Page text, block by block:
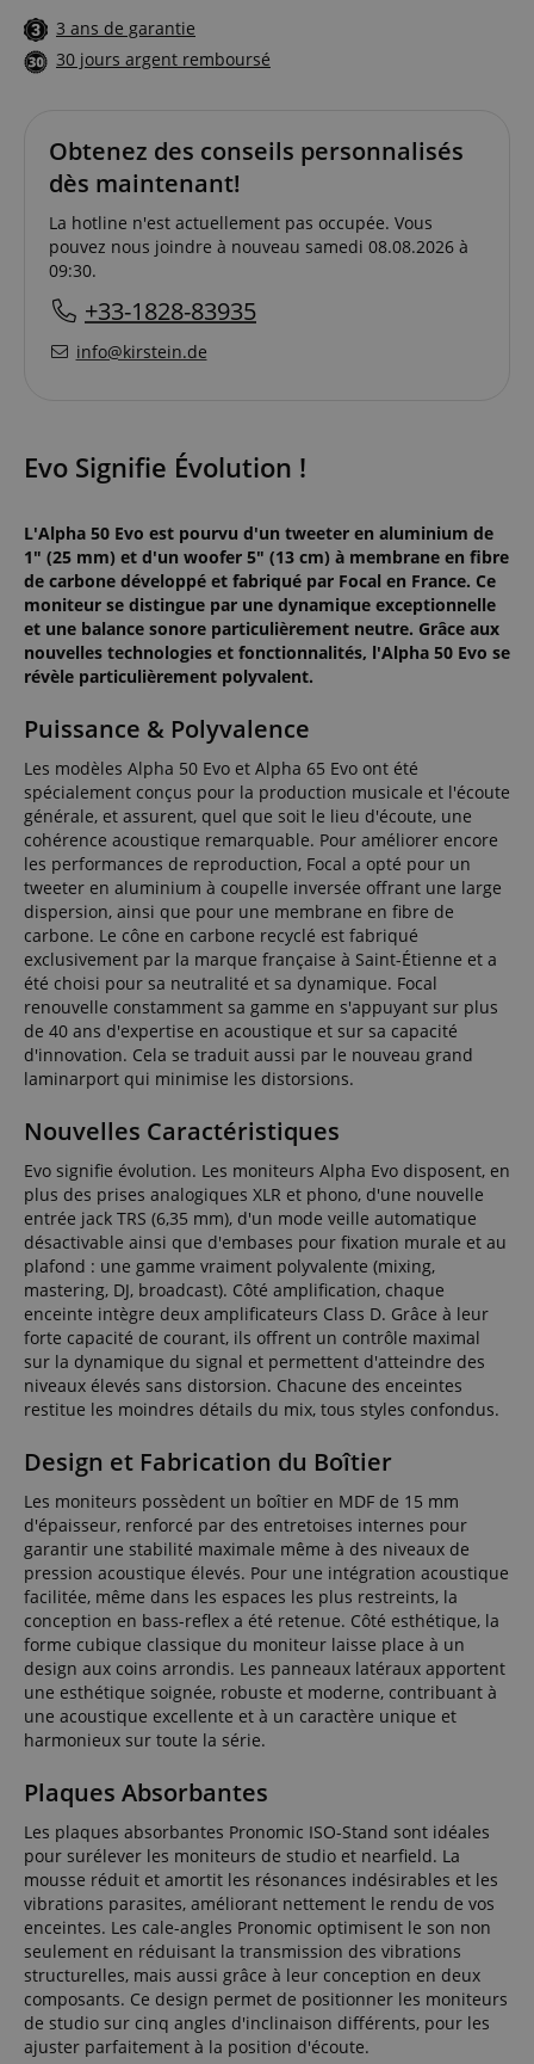
3 ans de garantie
30 jours argent remboursé
Obtenez des conseils personnalisés
dès maintenant!
La hotline n'est actuellement pas occupée. Vous
pouvez nous joindre à nouveau samedi 08.08.2026 à
09:30.
+33-1828-83935
info@kirstein.de
Evo Signifie Évolution !
L'Alpha 50 Evo est pourvu d'un tweeter en aluminium de
1" (25 mm) et d'un woofer 5" (13 cm) à membrane en fibre
de carbone développé et fabriqué par Focal en France. Ce
moniteur se distingue par une dynamique exceptionnelle
et une balance sonore particulièrement neutre. Grâce aux
nouvelles technologies et fonctionnalités, l'Alpha 50 Evo se
révèle particulièrement polyvalent.
Puissance & Polyvalence
Les modèles Alpha 50 Evo et Alpha 65 Evo ont été
spécialement conçus pour la production musicale et l'écoute
générale, et assurent, quel que soit le lieu d'écoute, une
cohérence acoustique remarquable. Pour améliorer encore
les performances de reproduction, Focal a opté pour un
tweeter en aluminium à coupelle inversée offrant une large
dispersion, ainsi que pour une membrane en fibre de
carbone. Le cône en carbone recyclé est fabriqué
exclusivement par la marque française à Saint-Étienne et a
été choisi pour sa neutralité et sa dynamique. Focal
renouvelle constamment sa gamme en s'appuyant sur plus
de 40 ans d'expertise en acoustique et sur sa capacité
d'innovation. Cela se traduit aussi par le nouveau grand
laminarport qui minimise les distorsions.
Nouvelles Caractéristiques
Evo signifie évolution. Les moniteurs Alpha Evo disposent, en
plus des prises analogiques XLR et phono, d'une nouvelle
entrée jack TRS (6,35 mm), d'un mode veille automatique
désactivable ainsi que d'embases pour fixation murale et au
plafond : une gamme vraiment polyvalente (mixing,
mastering, DJ, broadcast). Côté amplification, chaque
enceinte intègre deux amplificateurs Class D. Grâce à leur
forte capacité de courant, ils offrent un contrôle maximal
sur la dynamique du signal et permettent d'atteindre des
niveaux élevés sans distorsion. Chacune des enceintes
restitue les moindres détails du mix, tous styles confondus.
Design et Fabrication du Boîtier
Les moniteurs possèdent un boîtier en MDF de 15 mm
d'épaisseur, renforcé par des entretoises internes pour
garantir une stabilité maximale même à des niveaux de
pression acoustique élevés. Pour une intégration acoustique
facilitée, même dans les espaces les plus restreints, la
conception en bass-reflex a été retenue. Côté esthétique, la
forme cubique classique du moniteur laisse place à un
design aux coins arrondis. Les panneaux latéraux apportent
une esthétique soignée, robuste et moderne, contribuant à
une acoustique excellente et à un caractère unique et
harmonieux sur toute la série.
Plaques Absorbantes
Les plaques absorbantes Pronomic ISO-Stand sont idéales
pour surélever les moniteurs de studio et nearfield. La
mousse réduit et amortit les résonances indésirables et les
vibrations parasites, améliorant nettement le rendu de vos
enceintes. Les cale-angles Pronomic optimisent le son non
seulement en réduisant la transmission des vibrations
structurelles, mais aussi grâce à leur conception en deux
composants. Ce design permet de positionner les moniteurs
de studio sur cinq angles d'inclinaison différents, pour les
ajuster parfaitement à la position d'écoute.